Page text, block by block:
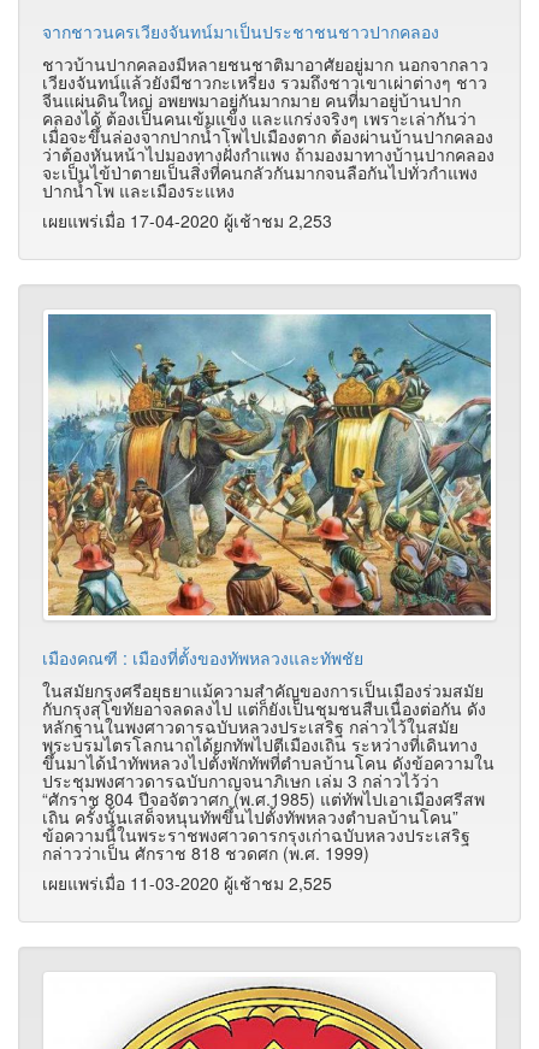
จากชาวนครเวียงจันทน์มาเป็นประชาชนชาวปากคลอง
ชาวบ้านปากคลองมีหลายชนชาติมาอาศัยอยู่มาก นอกจากลาว
เวียงจันทน์แล้วยังมีชาวกะเหรี่ยง รวมถึงชาวเขาเผ่าต่างๆ ชาว
จีนแผ่นดินใหญ่ อพยพมาอยู่กันมากมาย คนที่มาอยู่บ้านปาก
คลองได้ ต้องเป็นคนเข้มแข็ง และแกร่งจริงๆ เพราะเล่ากันว่า
เมื่อจะขึ้นล่องจากปากน้ำโพไปเมืองตาก ต้องผ่านบ้านปากคลอง
ว่าต้องหันหน้าไปมองทางฝั่งกำแพง ถ้ามองมาทางบ้านปากคลอง
จะเป็นไข้ป่าตายเป็นสิ่งที่คนกลัวกันมากจนลือกันไปทั่วกำแพง
ปากน้ำโพ และเมืองระแหง
เผยแพร่เมื่อ 17-04-2020 ผู้เช้าชม 2,253
เมืองคณฑี : เมืองที่ตั้งของทัพหลวงและทัพชัย
ในสมัยกรุงศรีอยุธยาแม้ความสำคัญของการเป็นเมืองร่วมสมัย
กับกรุงสุโขทัยอาจลดลงไป แต่ก็ยังเป็นชุมชนสืบเนื่องต่อกัน ดัง
หลักฐานในพงศาวดารฉบับหลวงประเสริฐ กล่าวไว้ในสมัย
พระบรมไตรโลกนาถได้ยกทัพไปตีเมืองเถิน ระหว่างที่เดินทาง
ขึ้นมาได้นำทัพหลวงไปตั้งพักทัพที่ตำบลบ้านโคน ดังข้อความใน
ประชุมพงศาวดารฉบับกาญจนาภิเษก เล่ม 3 กล่าวไว้ว่า
“ศักราช 804 ปีจอจัตวาศก (พ.ศ.1985) แต่ทัพไปเอาเมืองศรีสพ
เถิน ครั้งนั้นเสด็จหนุนทัพขึ้นไปตั้งทัพหลวงตำบลบ้านโคน”
ข้อความนี้ในพระราชพงศาวดารกรุงเก่าฉบับหลวงประเสริฐ
กล่าวว่าเป็น ศักราช 818 ชวดศก (พ.ศ. 1999)
เผยแพร่เมื่อ 11-03-2020 ผู้เช้าชม 2,525